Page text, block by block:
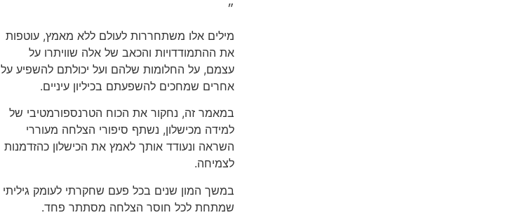
״
מילים אלו משתחררות לעולם ללא מאמץ, עוטפות
את ההתמודדויות והכאב של אלה שוויתרו על
עצמם, על החלומות שלהם ועל יכולתם להשפיע על
אחרים שמחכים להשפעתם בכיליון עיניים.
במאמר זה, נחקור את הכוח הטרנספורמטיבי של
למידה מכישלון, נשתף סיפורי הצלחה מעוררי
השראה ונעודד אותך לאמץ את הכישלון כהזדמנות
לצמיחה.
במשך המון שנים בכל פעם שחקרתי לעומק גיליתי
שמתחת לכל חוסר הצלחה מסתתר פחד.